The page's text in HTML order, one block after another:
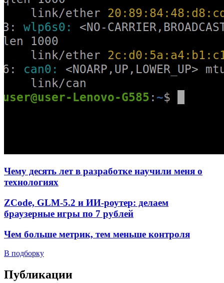
Чему десять лет в разработке научили меня о
технологиях
ZCode, GLM-5.2 и ИИ-роутер: делаем
браузерные игры по 7 рублей
Чем больше метрик, тем меньше контроля
В подборку
Публикации